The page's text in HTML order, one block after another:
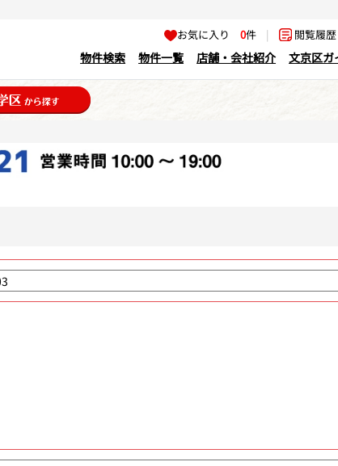
お気に入り0件 | 閲覧履
物件検索 物件一覧 店舗・会社紹介 文京区ガ